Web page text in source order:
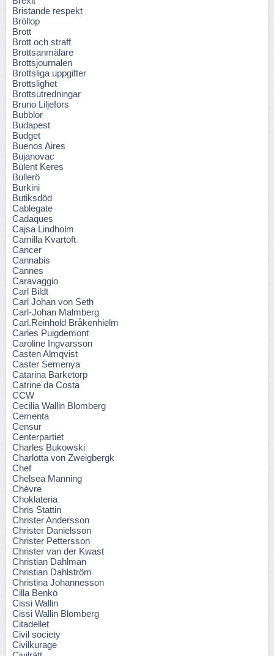
Bristande respekt
Bröllop
Brott
Brott och straff
Brottsanmälare
Brottsjournalen
Brottsliga uppgifter
Brottslighet
Brottsutredningar
Bruno Liljefors
Bubblor
Budapest
Budget
Buenos Aires
Bujanovac
Bülent Keres
Bullerö
Burkini
Butiksdöd
Cablegate
Cadaques
Cajsa Lindholm
Camilla Kvartoft
Cancer
Cannabis
Cannes
Caravaggio
Carl Bildt
Carl Johan von Seth
Carl-Johan Malmberg
Carl.Reinhold Bråkenhielm
Carles Puigdemont
Caroline Ingvarsson
Casten Almqvist
Caster Semenya
Catarina Barketorp
Catrine da Costa
CCW
Cecilia Wallin Blomberg
Cementa
Censur
Centerpartiet
Charles Bukowski
Charlotta von Zweigbergk
Chef
Chelsea Manning
Chèvre
Choklateria
Chris Stattin
Christer Andersson
Christer Danielsson
Christer Pettersson
Christer van der Kwast
Christian Dahlman
Christian Dahlström
Christina Johannesson
Cilla Benkö
Cissi Wallin
Cissi Wallin Blomberg
Citadellet
Civil society
Civilkurage